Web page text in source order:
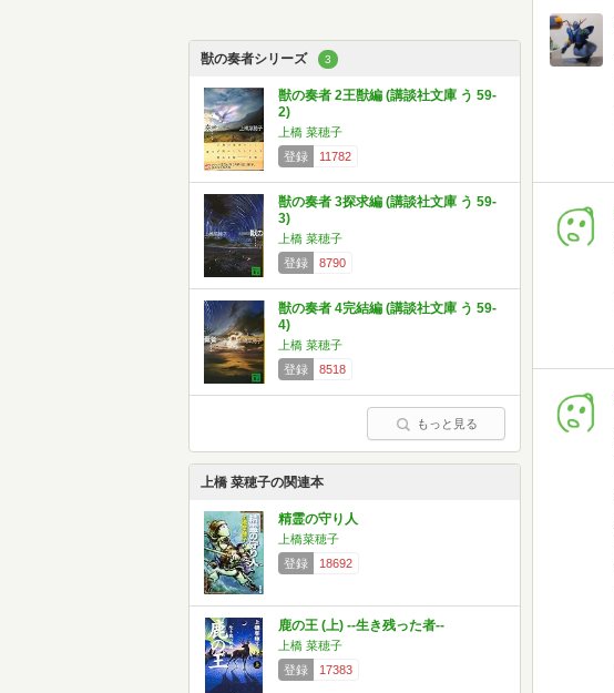
獣の奏者シリーズ 3
獣の奏者 2王獣編 (講談社文庫 う 59-
2)
上橋 菜穂子
登録
11782
獣の奏者 3探求編 (講談社文庫 う 59-
3)
上橋 菜穂子
登録
8790
獣の奏者 4完結編 (講談社文庫 う 59-
4)
上橋 菜穂子
登録
8518
もっと見る
上橋 菜穂子の関連本
精霊の守り人
上橋菜穂子
登録
18692
鹿の王 (上) ‐‐生き残った者‐‐
上橋 菜穂子
登録
17383